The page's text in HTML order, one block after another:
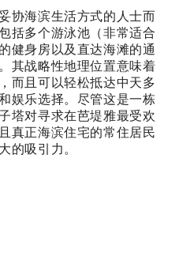
协海滨生活方式的人士而
括多个游泳池（非常适合
健身房以及直达海滩的通
其战略性地理位置意味着
而且可以轻松抵达中天多
娱乐选择。尽管这是一栋
塔对寻求在芭堤雅最受欢
真正海滨住宅的常住居民
的吸引力。